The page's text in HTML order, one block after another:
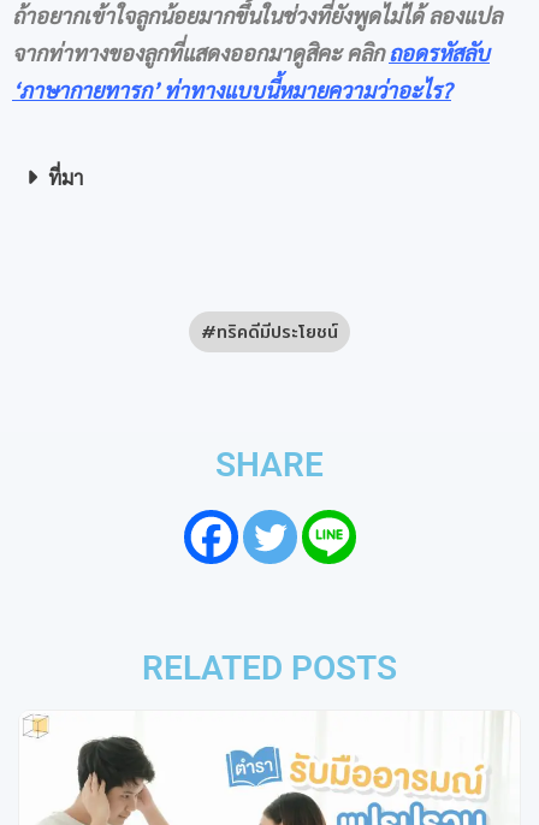
ถ้าอยากเข้าใจลูกน้อยมากขึ้นในช่วงที่ยังพูดไม่ได้ ลองแปล
จากท่าทางของลูกที่แสดงออกมาดูสิคะ คลิกถอดรหัสลับ
‘ภาษากายทารก’ ท่าทางแบบนี้หมายความว่าอะไร?
ที่มา
ทริคดีมีประโยชน์
SHARE
RELATED POSTS